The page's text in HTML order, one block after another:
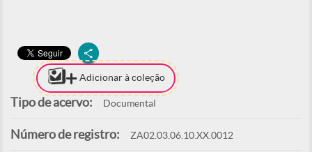
Adicionar à coleção
Tipo de acervo: Documental
Número de registro: ZA02.03.06.10.XX.0012